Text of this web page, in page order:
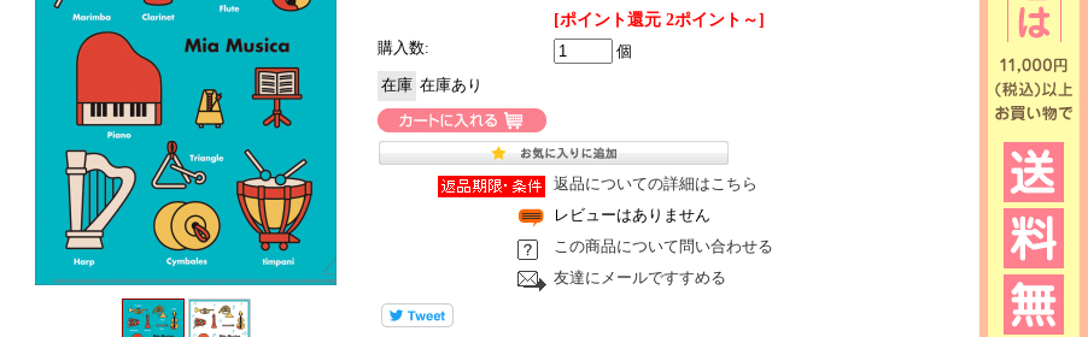
[ポイント還元 2ポイント～]
購入数:
個
在庫 在庫あり
返品についての詳細はこちら
レビューはありません
この商品について問い合わせる
友達にメールですすめる